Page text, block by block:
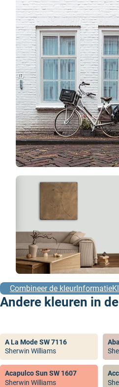
Combineer de kleurInformatie
Andere kleuren in
A La Mode SW 7116
Sherwin Williams
Acapulco Sun SW 1607
Sherwin Williams